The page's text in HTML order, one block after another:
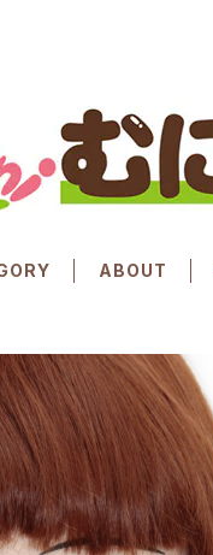
ABOUT